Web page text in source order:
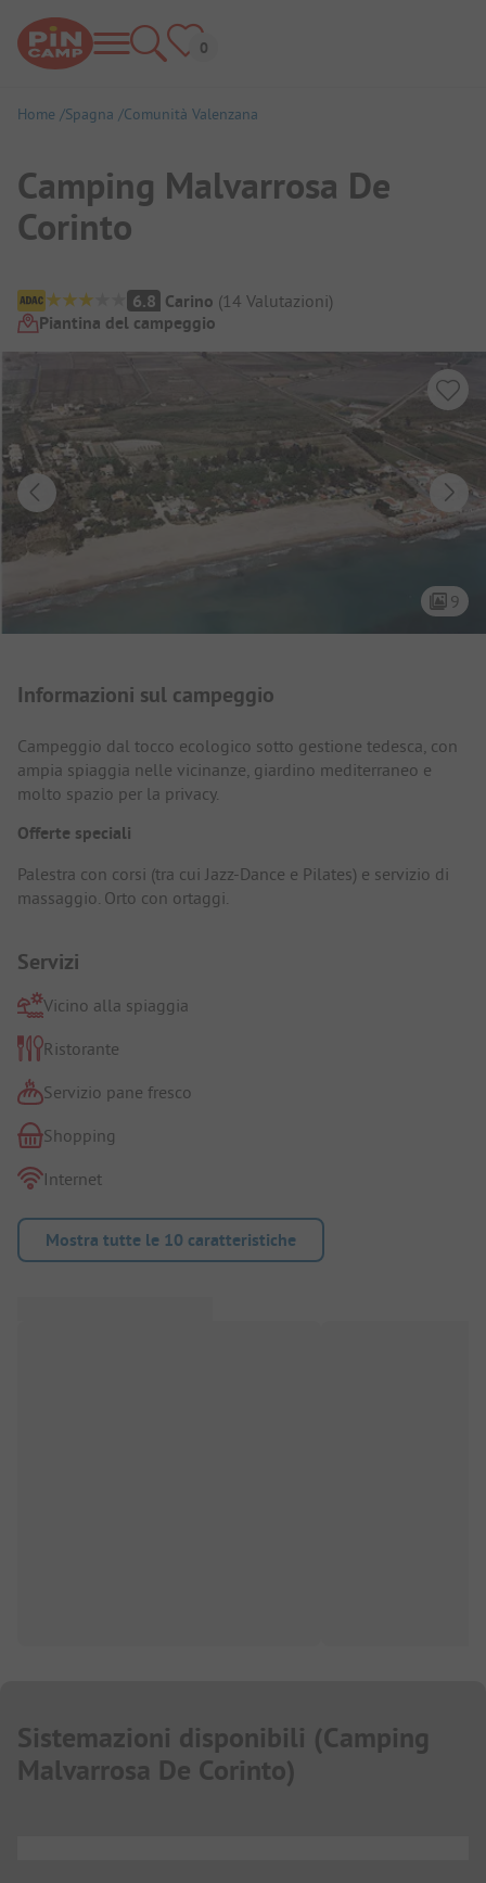
Home Spagna Comunità Valenzana
Camping Malvarrosa De
Corinto
Panoramica del campeggio
6.8 Carino (14 Valutazioni)
Piantina del campeggio
9
Informazioni sul campeggio
Campeggio dal tocco ecologico sotto gestione tedesca, con
ampia spiaggia nelle vicinanze, giardino mediterraneo e
molto spazio per la privacy.
Offerte speciali
Palestra con corsi (tra cui Jazz-Dance e Pilates) e servizio di
massaggio. Orto con ortaggi.
Servizi
Vicino alla spiaggia
Ristorante
Servizio pane fresco
Shopping
Internet
Mostra tutte le 10 caratteristiche
Sistemazioni disponibili (Camping
Malvarrosa De Corinto)